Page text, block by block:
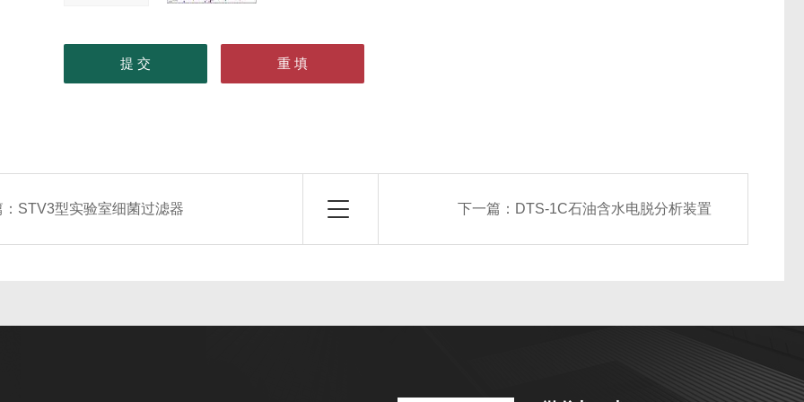
STV3型实验室细菌过滤器 下一篇： DTS-1C石油含水电脱分析装置